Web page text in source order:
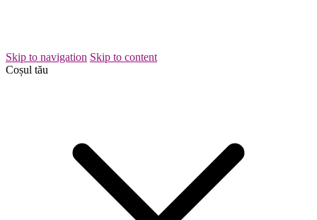
Skip to navigation Skip to content
Coșul tău